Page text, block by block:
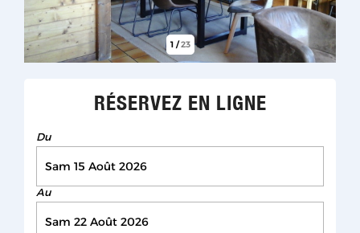
1/23
RÉSERVEZ EN LIGNE
Du
Au